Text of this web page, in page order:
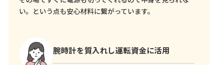
い。という点も安心材料に繋がっています。
腕時計を質入れし運転資金に活用